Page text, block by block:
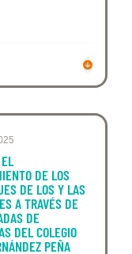
DE LOS
DE LOS Y LAS
A TRAVÉS DE
DE
DEL COLEGIO
PEÑA